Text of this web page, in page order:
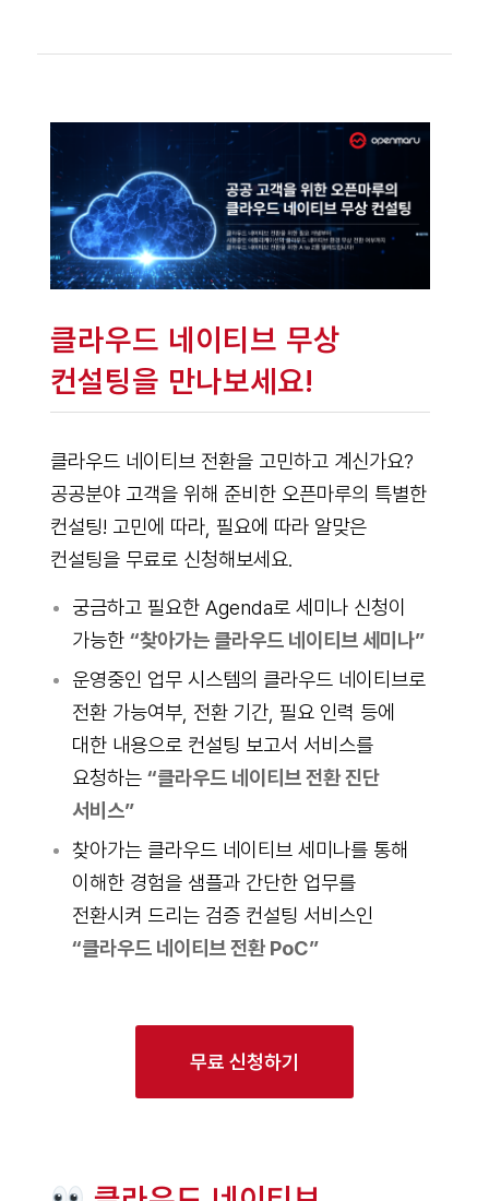
클라우드 네이티브 무상
컨설팅을 만나보세요!
클라우드 네이티브 전환을 고민하고 계신가요?
공공분야 고객을 위해 준비한 오픈마루의 특별한
컨설팅! 고민에 따라, 필요에 따라 알맞은
컨설팅을 무료로 신청해보세요.
궁금하고 필요한 Agenda로 세미나 신청이
가능한 “찾아가는 클라우드 네이티브 세미나”
운영중인 업무 시스템의 클라우드 네이티브로
전환 가능여부, 전환 기간, 필요 인력 등에
대한 내용으로 컨설팅 보고서 서비스를
요청하는 “클라우드 네이티브 전환 진단
서비스”
찾아가는 클라우드 네이티브 세미나를 통해
이해한 경험을 샘플과 간단한 업무를
전환시켜 드리는 검증 컨설팅 서비스인
“클라우드 네이티브 전환 PoC”
무료 신청하기